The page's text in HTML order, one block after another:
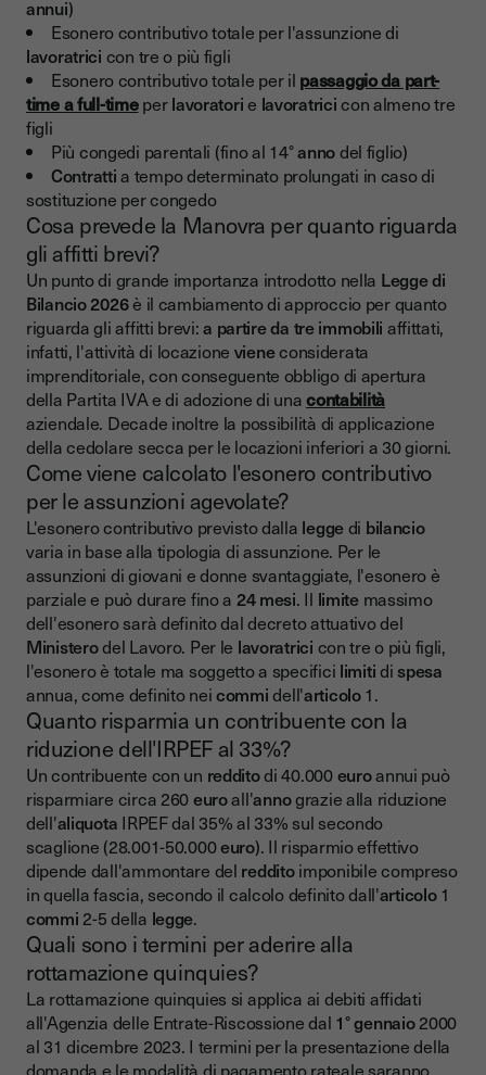
annui)
Esonero contributivo totale per l'assunzione di
lavoratrici con tre o più figli
Esonero contributivo totale per il passaggio da part-
time a full-timeperlavoratorie lavoratricicon almeno tre
figli
Più congedi parentali (fino al 14°annodel figlio)
Contrattia tempo determinato prolungati in caso di
sostituzione per congedo
Cosa prevede la Manovra per quanto riguarda
gli affitti brevi?
Un punto di grande importanza introdotto nella Legge di
Bilancio 2026è il cambiamento di approccio per quanto
riguarda gli affitti brevi:a partire da tre immobili affittati,
infatti, l'attività di locazione vieneconsiderata
imprenditoriale, con conseguente obbligo di apertura
della Partita IVA e di adozione di unacontabilità
aziendale. Decade inoltre la possibilità di applicazione
della cedolare secca per le locazioni inferiori a 30 giorni.
Come viene calcolato l'esonero contributivo
per le assunzioni agevolate?
L'esonero contributivo previsto dalla leggedi bilancio
varia in base alla tipologia di assunzione. Per le
assunzioni di giovani e donne svantaggiate, l'esonero è
parziale e può durare fino a 24 mesi. Il limitemassimo
dell'esonero sarà definito dal decreto attuativo del
Ministerodel Lavoro. Per le lavoratrici con tre o più figli,
l'esonero è totale ma soggetto a specifici limitidispesa
annua, come definito neicommidell'articolo1.
Quanto risparmia un contribuente con la
riduzione dell'IRPEF al 33%?
Un contribuente con un redditodi 40.000euroannui può
risparmiare circa 260euroall'annograzie alla riduzione
dell'aliquota IRPEF dal 35% al 33% sul secondo
scaglione (28.001-50.000euro). Il risparmio effettivo
dipende dall'ammontare del redditoimponibile compreso
in quella fascia, secondo il calcolo definito dall'articolo1
commi 2-5 della legge.
Quali sono i termini per aderire alla
rottamazione quinquies?
La rottamazione quinquies si applica ai debiti affidati
all'Agenzia delle Entrate-Riscossione dal 1° gennaio2000
al 31 dicembre 2023. I termini per la presentazione della